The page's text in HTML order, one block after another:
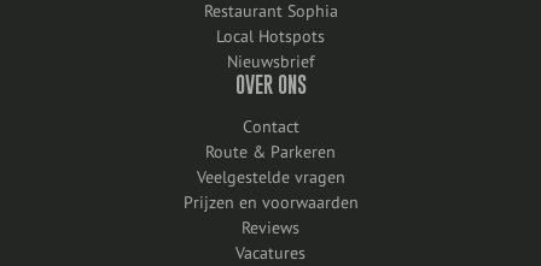
Restaurant Sophia
Local Hotspots
Nieuwsbrief
OVER ONS
Contact
Route & Parkeren
Veelgestelde vragen
Prijzen en voorwaarden
Reviews
Vacatures